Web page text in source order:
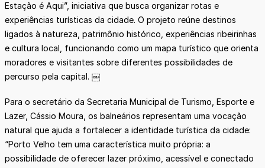
Estação é Aqui”, iniciativa que busca organizar rotas e
experiências turísticas da cidade. O projeto reúne destinos
ligados à natureza, patrimônio histórico, experiências ribeirinhas
e cultura local, funcionando como um mapa turístico que orienta
moradores e visitantes sobre diferentes possibilidades de
percurso pela capital. ￼
Para o secretário da Secretaria Municipal de Turismo, Esporte e
Lazer, Cássio Moura, os balneários representam uma vocação
natural que ajuda a fortalecer a identidade turística da cidade:
“Porto Velho tem uma característica muito própria: a
possibilidade de oferecer lazer próximo, acessível e conectado